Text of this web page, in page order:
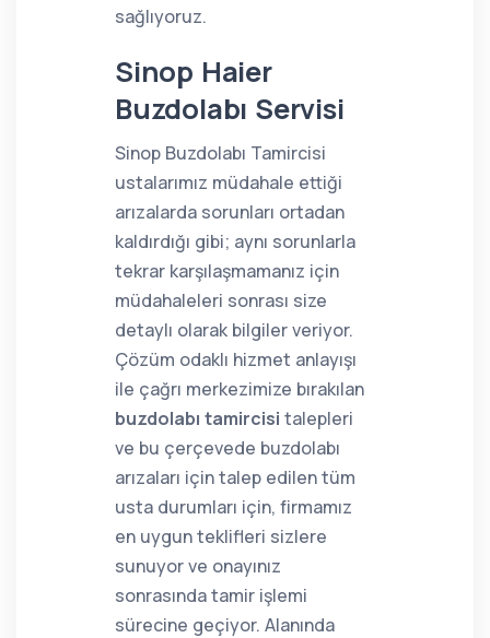
sağlıyoruz.
Sinop Haier
Buzdolabı Servisi
Sinop Buzdolabı Tamircisi
ustalarımız müdahale ettiği
arızalarda sorunları ortadan
kaldırdığı gibi; aynı sorunlarla
tekrar karşılaşmamanız için
müdahaleleri sonrası size
detaylı olarak bilgiler veriyor.
Çözüm odaklı hizmet anlayışı
ile çağrı merkezimize bırakılan
buzdolabı tamircisi talepleri
ve bu çerçevede buzdolabı
arızaları için talep edilen tüm
usta durumları için, firmamız
en uygun teklifleri sizlere
sunuyor ve onayınız
sonrasında tamir işlemi
sürecine geçiyor. Alanında